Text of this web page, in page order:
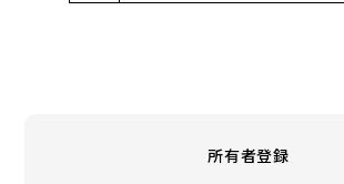
所有者登録